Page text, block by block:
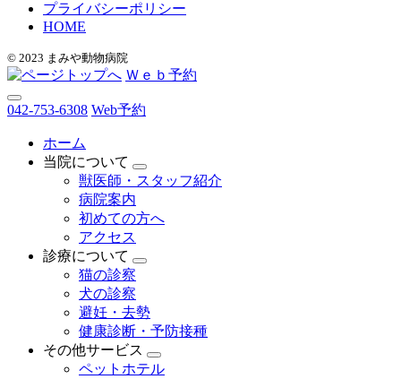
プライバシーポリシー
HOME
© 2023 まみや動物病院
Ｗｅｂ予約
042-753-6308 Web予約
ホーム
当院について
獣医師・スタッフ紹介
病院案内
初めての方へ
アクセス
診療について
猫の診察
犬の診察
避妊・去勢
健康診断・予防接種
その他サービス
ペットホテル